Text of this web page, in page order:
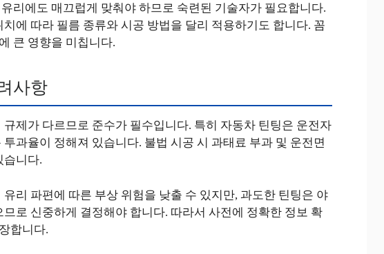
리에도 매끄럽게 맞춰야 하므로 숙련된 기술자가 필요합니다.
에 따라 필름 종류와 시공 방법을 달리 적용하기도 합니다. 꼼
큰 영향을 미칩니다.
사항
제가 다르므로 준수가 필수입니다. 특히 자동차 틴팅은 운전자
과율이 정해져 있습니다. 불법 시공 시 과태료 부과 및 운전면
습니다.
리 파편에 따른 부상 위험을 낮출 수 있지만, 과도한 틴팅은 야
로 신중하게 결정해야 합니다. 따라서 사전에 정확한 정보 확
합니다.